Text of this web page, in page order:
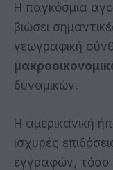
Η παγκόσμια
βιώσει
γεωγραφική
δυναμικών.
Η αμερικανική
ισχυρές
εγγραφών, τόσο